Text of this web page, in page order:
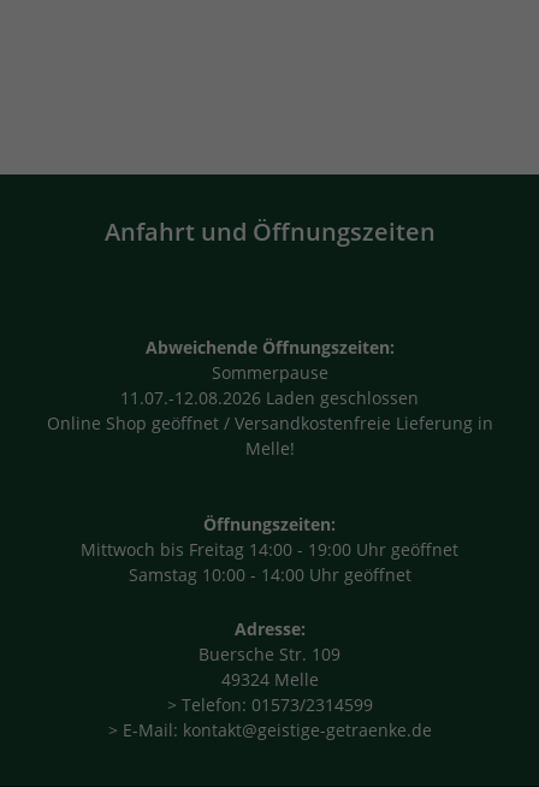
Anfahrt und Öffnungszeiten
Abweichende Öffnungszeiten:
Sommerpause
11.07.-12.08.2026 Laden geschlossen
Online Shop geöffnet / Versandkostenfreie Lieferung in
Melle!
Öffnungszeiten:
Mittwoch bis Freitag 14:00 - 19:00 Uhr geöffnet
Samstag 10:00 - 14:00 Uhr geöffnet
Adresse:
Buersche Str. 109
49324 Melle
> Telefon: 01573/2314599
> E-Mail: kontakt@geistige-getraenke.de